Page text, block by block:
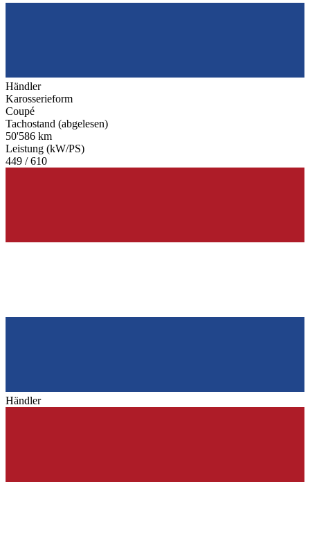
Händler
Karosserieform
Coupé
Tachostand (abgelesen)
50'586 km
Leistung (kW/PS)
449 / 610
Händler